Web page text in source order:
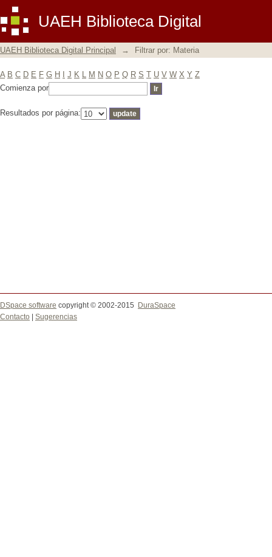
UAEH Biblioteca Digital
Filtrar por: Materia
UAEH Biblioteca Digital Principal → Filtrar por: Materia
A B C D E F G H J K L M N O P Q R S T U V W X Y Z
Comienza por
Resultados por página:
DSpace software copyright © 2002-2015
DuraSpace
Contacto
Sugerencias